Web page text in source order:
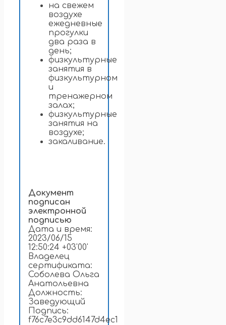
на свежем
воздухе
ежедневные
прогулки
два раза в
день;
физкультурные
занятия в
физкультурном
и
тренажерном
залах;
физкультурные
занятия на
воздухе;
закаливание.
Документ
подписан
электронной
подписью
Дата и время:
2023/06/15
12:50:24 +03'00'
Владелец
сертификата:
Соболева Ольга
Анатольевна
Должность:
Заведующий
Подпись:
f76c7e3c9dd6147d4ec1